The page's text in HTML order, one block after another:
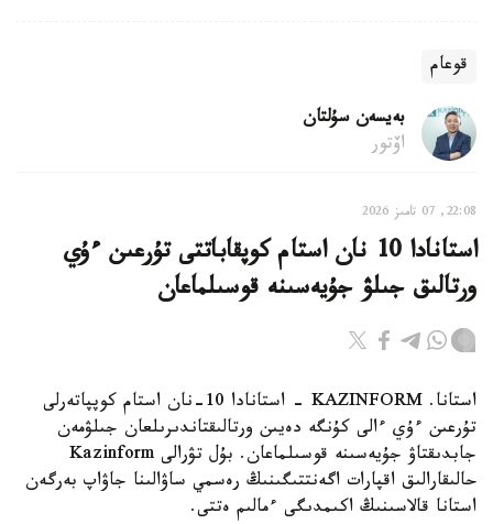
قوعام
بەيسەن سۇلتان
اۆتور
22:08, 07 تامىز 2026
استانادا 10 نان استام كوپقاباتتى تۇرعىن ءۇي
ورتالىق جىلۋ جۇيەسىنە قوسىلماعان
استانا. KAZINFORM - استانادا 10-نان استام كوپپاتەرلى
تۇرعىن ءۇي ءالى كۇنگە دەيىن ورتالىقتاندىرىلعان جىلۋمەن
جابدىقتاۋ جۇيەسىنە قوسىلماعان. بۇل تۋرالى Kazinform
حالىقارالىق اقپارات اگەنتتىگىنىڭ رەسمي ساۋالىنا جاۋاپ بەرگەن
استانا قالاسىنىڭ اكىمدىگى ءمالىم ەتتى.